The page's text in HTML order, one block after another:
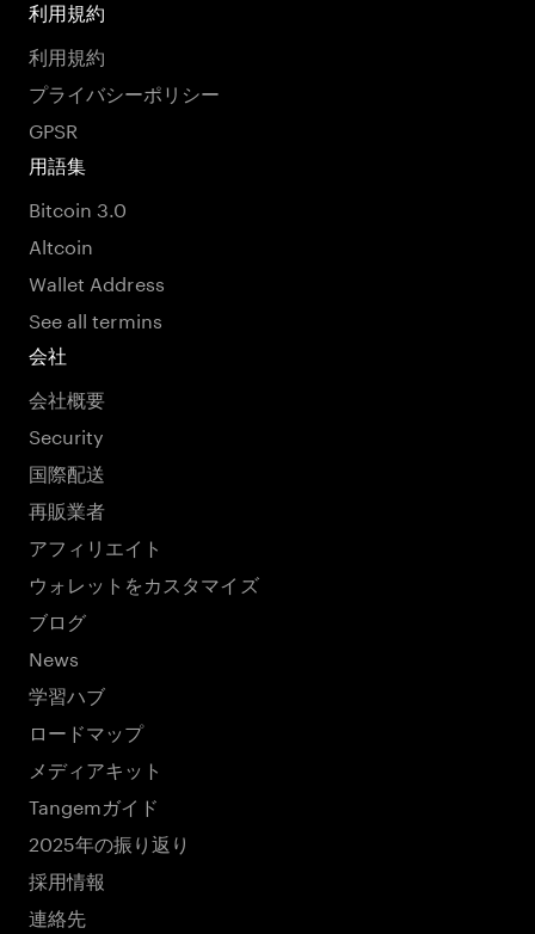
利用規約
利用規約
プライバシーポリシー
GPSR
用語集
Bitcoin 3.0
Altcoin
Wallet Address
See all termins
会社
会社概要
Security
国際配送
再販業者
アフィリエイト
ウォレットをカスタマイズ
ブログ
News
学習ハブ
ロードマップ
メディアキット
Tangemガイド
2025年の振り返り
採用情報
連絡先